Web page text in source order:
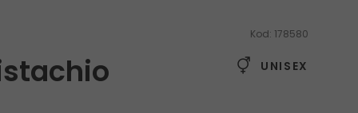
Kod: 178580
UNISEX